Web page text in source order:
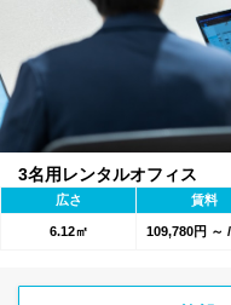
3名用レンタルオフィス
広さ 賃料
6.12㎡ 109,780円 ～